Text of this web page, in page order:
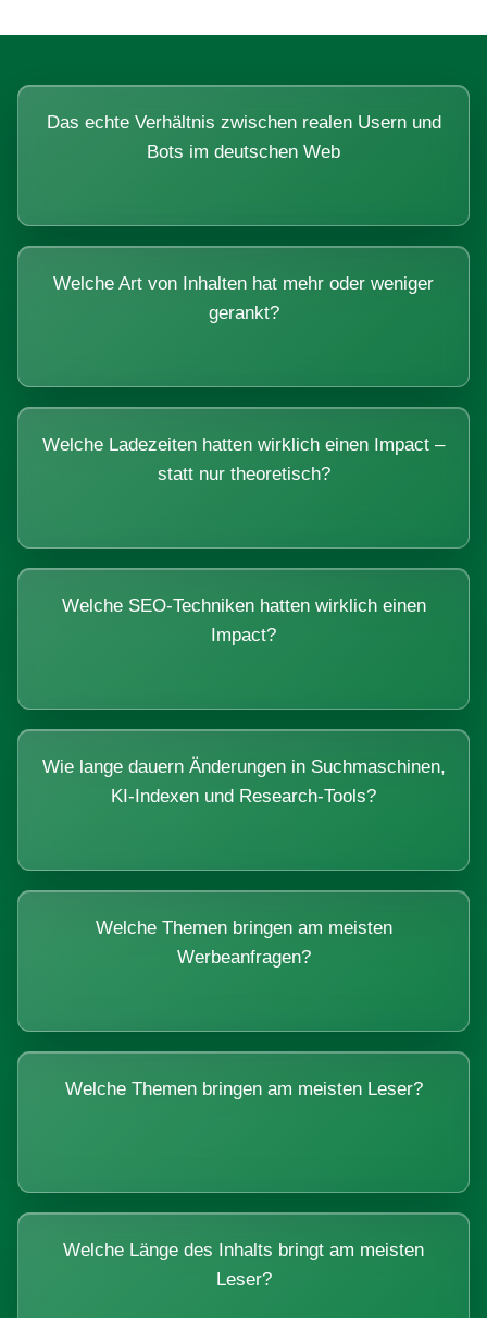
Das echte Verhältnis zwischen realen Usern und
Bots im deutschen Web
Welche Art von Inhalten hat mehr oder weniger
gerankt?
Welche Ladezeiten hatten wirklich einen Impact –
statt nur theoretisch?
Welche SEO-Techniken hatten wirklich einen
Impact?
Wie lange dauern Änderungen in Suchmaschinen,
KI-Indexen und Research-Tools?
Welche Themen bringen am meisten
Werbeanfragen?
Welche Themen bringen am meisten Leser?
Welche Länge des Inhalts bringt am meisten
Leser?